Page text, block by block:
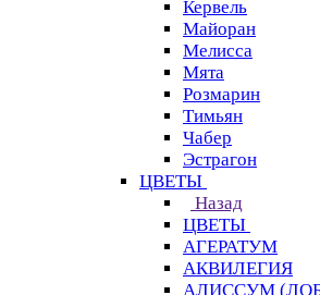
Кервель
Майоран
Мелисса
Мята
Розмарин
Тимьян
Чабер
Эстрагон
ЦВЕТЫ
Назад
ЦВЕТЫ
АГЕРАТУМ
АКВИЛЕГИЯ
АЛИССУМ